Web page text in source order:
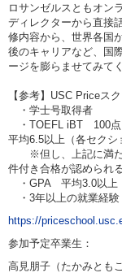
ロサンゼルスともオン
ディレクターから直接
修内容から、世界各国
後のキャリアなど、国
ージを膨らませてみて
【参考】USC Priceス
・学士号取得者
・TOEFL iBT 100点
平均6.5以上（各セク
※但し、上記に満た
件付き合格が認められ
・GPA 平均3.0以上
・3年以上の就業経
https://
参加予定卒業生：
高見朋子（たかみともこ